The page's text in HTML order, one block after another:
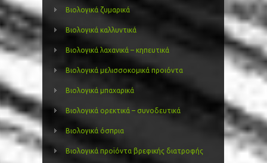
Βιολογικά ζυμαρικά
Βιολογικά καλλυντικά
Βιολογικά λαχανικά – κηπευτικά
Βιολογικά μελισσοκομικά προιόντα
Βιολογικά μπαχαρικά
Βιολογικά ορεκτικά – συνοδευτικά
Βιολογικά όσπρια
Βιολογικά προϊόντα βρεφικής διατροφής